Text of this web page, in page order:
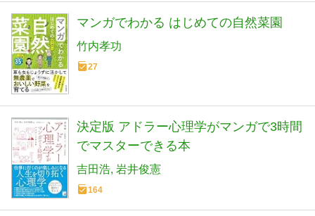
マンガでわかる はじめての自然菜園
竹内孝功
27
決定版 アドラー心理学がマンガで3時間
でマスターできる本
吉田浩 岩井俊憲
164